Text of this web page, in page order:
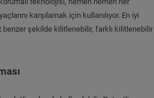
karşılamak için kullanılıyor. En iyi
şekilde kilitlenebilir, farklı kilitlenebilir